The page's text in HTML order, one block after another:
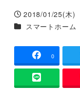
投稿日
2018/01/25(木)
カテゴリー
スマートホーム
0